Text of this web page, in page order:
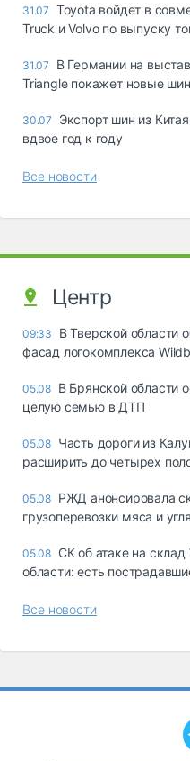
31.07 Toyota войдет в
Truck и Volvo по выпуску
31.07
В Германии на
Triangle покажет новые
30.07
Экспорт шин из
вдвое год к году
Все новости
Центр
09:33
В Тверской области
фасад логокомплекса
05.08 В Брянской области
целую семью в ДТП
05.08 Часть дороги из
расширить до четырех
05.08 РЖД анонсировала
грузоперевозки мяса и
05.08 СК об атаке на
области: есть
Все новости